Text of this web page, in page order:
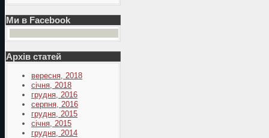
Ми в Facebook
Архів статей
вересня, 2018
січня, 2018
грудня, 2016
серпня, 2016
грудня, 2015
січня, 2015
грудня, 2014